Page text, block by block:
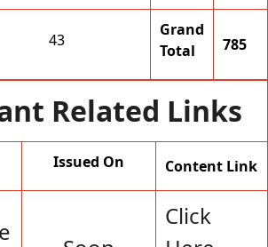
43
Grand
Total
785
Related Links
Issued On Content Link
Click